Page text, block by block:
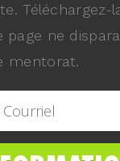
Téléchargez-
ne
mentorat.